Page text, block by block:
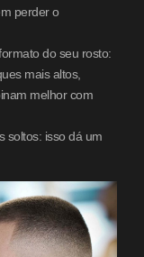
perder o
do seu rosto:
mais altos,
melhor com
soltos: isso dá um